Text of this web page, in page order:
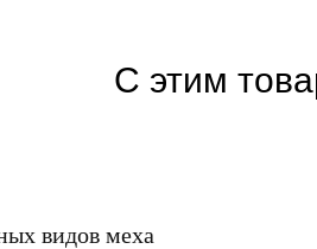
С этим
видов меха